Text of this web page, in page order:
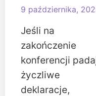
9 października,
Jeśli na
zakończenie
konferencji
życzliwe
deklaracje,